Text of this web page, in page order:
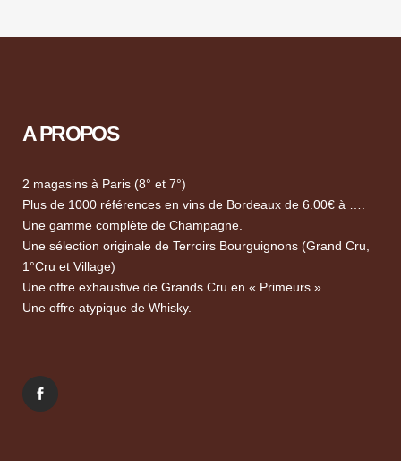
A PROPOS
2 magasins à Paris (8° et 7°)
Plus de 1000 références en vins de Bordeaux de 6.00€ à ….
Une gamme complète de Champagne.
Une sélection originale de Terroirs Bourguignons (Grand Cru,
1°Cru et Village)
Une offre exhaustive de Grands Cru en « Primeurs »
Une offre atypique de Whisky.